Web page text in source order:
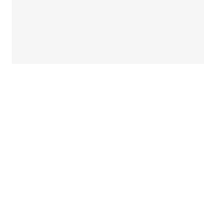
TEL 075-361-4130 (受付時間